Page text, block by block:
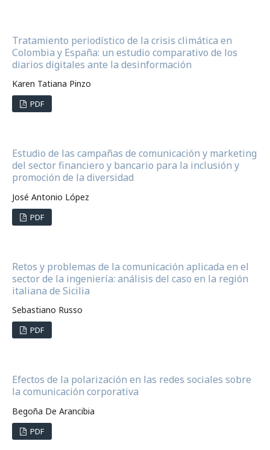
Tratamiento periodístico de la crisis climática en
Colombia y España: un estudio comparativo de los
diarios digitales ante la desinformación
Karen Tatiana Pinzo
PDF
Estudio de las campañas de comunicación y marketing
del sector financiero y bancario para la inclusión y
promoción de la diversidad
José Antonio López
PDF
Retos y problemas de la comunicación aplicada en el
sector de la ingeniería: análisis del caso en la región
italiana de Sicilia
Sebastiano Russo
PDF
Efectos de la polarización en las redes sociales sobre
la comunicación corporativa
Begoña De Arancibia
PDF